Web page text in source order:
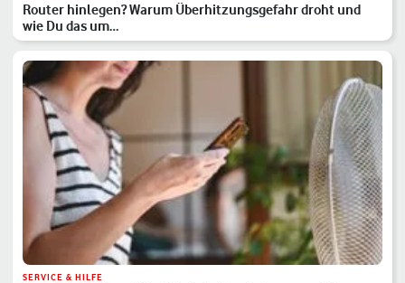
Router hinlegen? Warum Überhitzungsgefahr droht und
wie Du das um…
SERVICE & HILFE